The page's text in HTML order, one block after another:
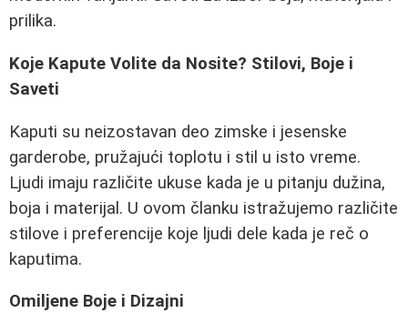
prilika.
Koje Kapute Volite da Nosite? Stilovi, Boje i
Saveti
Kaputi su neizostavan deo zimske i jesenske
garderobe, pružajući toplotu i stil u isto vreme.
Ljudi imaju različite ukuse kada je u pitanju dužina,
boja i materijal. U ovom članku istražujemo različite
stilove i preferencije koje ljudi dele kada je reč o
kaputima.
Omiljene Boje i Dizajni